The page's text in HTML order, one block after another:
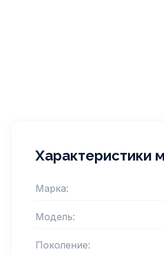
Характеристики
Марка:
Модель:
Поколение: